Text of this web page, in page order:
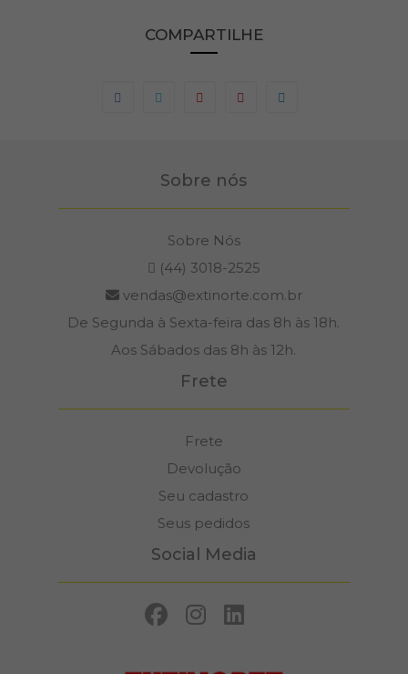
COMPARTILHE
Sobre nós
Sobre Nós
(44) 3018-2525
vendas@extinorte.com.br
De Segunda à Sexta-feira das 8h às 18h.
Aos Sábados das 8h às 12h.
Frete
Frete
Devolução
Seu cadastro
Seus pedidos
Social Media